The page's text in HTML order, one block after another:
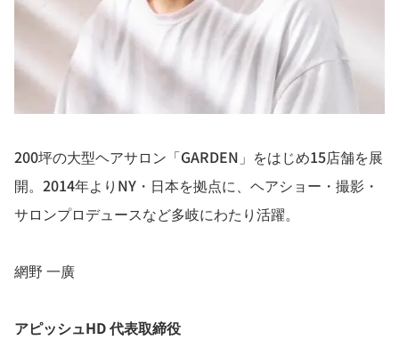
200坪の大型ヘアサロン「GARDEN」をはじめ15店舗を展
開。2014年よりNY・日本を拠点に、ヘアショー・撮影・
サロンプロデュースなど多岐にわたり活躍。
網野 一廣
アピッシュHD 代表取締役